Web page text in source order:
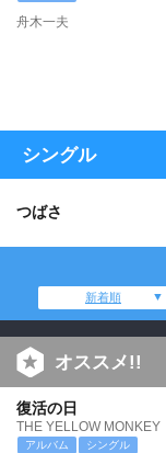
舟木一夫
シングル
つばさ
新着順
オススメ!!
復活の日
THE YELLOW MONKEY
アルバム シングル